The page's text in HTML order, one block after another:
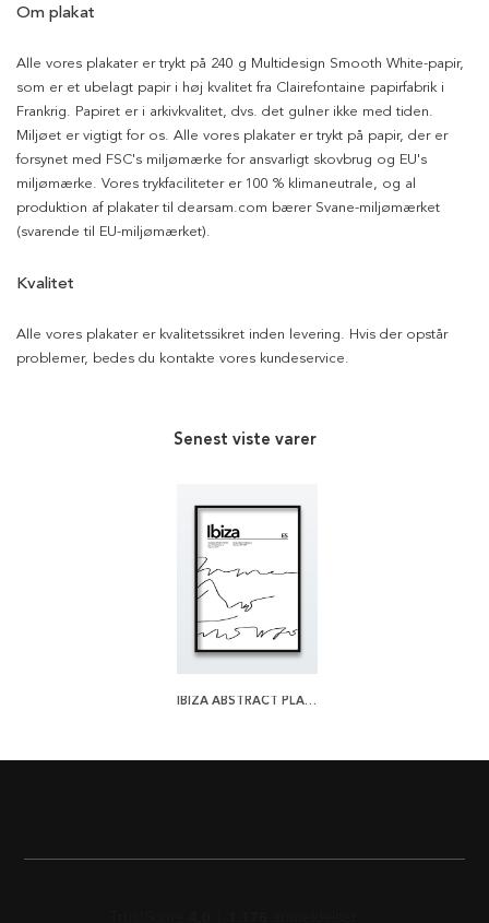
Om plakat
Alle vores plakater er trykt på 240 g Multidesign Smooth White-papir,
som er et ubelagt papir i høj kvalitet fra Clairefontaine papirfabrik i
Frankrig. Papiret er i arkivkvalitet, dvs. det gulner ikke med tiden.
Miljøet er vigtigt for os. Alle vores plakater er trykt på papir, der er
forsynet med FSC's miljømærke for ansvarligt skovbrug og EU's
miljømærke. Vores trykfaciliteter er 100 % klimaneutrale, og al
produktion af plakater til dearsam.com bærer Svane-miljømærket
(svarende til EU-miljømærket).
Kvalitet
Alle vores plakater er kvalitetssikret inden levering. Hvis der opstår
problemer, bedes du kontakte vores kundeservice.
Senest viste varer
IBIZA ABSTRACT PLAKAT